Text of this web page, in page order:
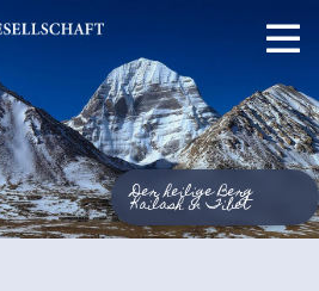
Der heilige Berg
Kailash in Tibet